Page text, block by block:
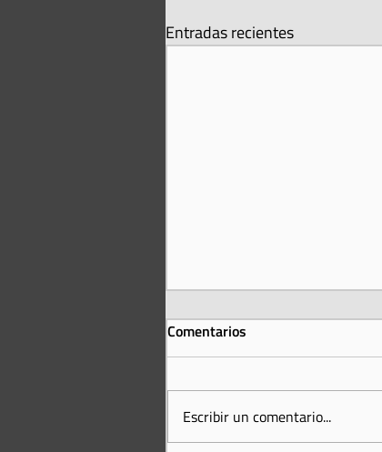
Entradas recientes
Comentarios
Escribir un comentario...